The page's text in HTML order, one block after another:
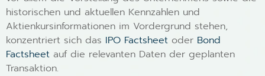
historischen und aktuellen Kennzahlen und
Aktienkursinformationen im Vordergrund stehen,
konzentriert sich das IPO Factsheet oder Bond
Factsheet auf die relevanten Daten der geplanten
Transaktion.